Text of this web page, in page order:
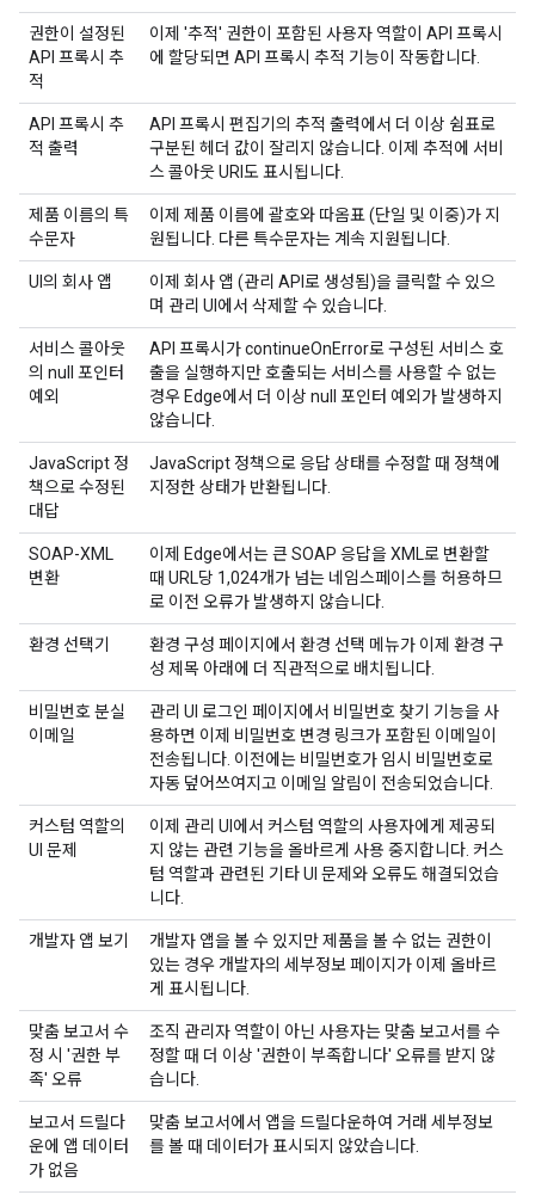
권한이 설정된
API 프록시 추
적
이제 '추적' 권한이 포함된 사용자 역할이 API 프록시
에 할당되면 API 프록시 추적 기능이 작동합니다.
API 프록시 추
적 출력
API 프록시 편집기의 추적 출력에서 더 이상 쉼표로
구분된 헤더 값이 잘리지 않습니다. 이제 추적에 서비
스 콜아웃 URI도 표시됩니다.
제품 이름의 특
수문자
이제 제품 이름에 괄호와 따옴표 (단일 및 이중)가 지
원됩니다. 다른 특수문자는 계속 지원됩니다.
UI의 회사 앱
이제 회사 앱 (관리 API로 생성됨)을 클릭할 수 있으
며 관리 UI에서 삭제할 수 있습니다.
서비스 콜아웃
의 null 포인터
예외
API 프록시가 continueOnError로 구성된 서비스 호
출을 실행하지만 호출되는 서비스를 사용할 수 없는
경우 Edge에서 더 이상 null 포인터 예외가 발생하지
않습니다.
JavaScript 정
책으로 수정된
대답
JavaScript 정책으로 응답 상태를 수정할 때 정책에
지정한 상태가 반환됩니다.
SOAP-XML
변환
이제 Edge에서는 큰 SOAP 응답을 XML로 변환할
때 URL당 1,024개가 넘는 네임스페이스를 허용하므
로 이전 오류가 발생하지 않습니다.
환경 선택기
환경 구성 페이지에서 환경 선택 메뉴가 이제 환경 구
성 제목 아래에 더 직관적으로 배치됩니다.
비밀번호 분실
이메일
관리 UI 로그인 페이지에서 비밀번호 찾기 기능을 사
용하면 이제 비밀번호 변경 링크가 포함된 이메일이
전송됩니다. 이전에는 비밀번호가 임시 비밀번호로
자동 덮어쓰여지고 이메일 알림이 전송되었습니다.
커스텀 역할의
UI 문제
이제 관리 UI에서 커스텀 역할의 사용자에게 제공되
지 않는 관련 기능을 올바르게 사용 중지합니다. 커스
텀 역할과 관련된 기타 UI 문제와 오류도 해결되었습
니다.
개발자 앱 보기
개발자 앱을 볼 수 있지만 제품을 볼 수 없는 권한이
있는 경우 개발자의 세부정보 페이지가 이제 올바르
게 표시됩니다.
맞춤 보고서 수
정 시 '권한 부
족' 오류
조직 관리자 역할이 아닌 사용자는 맞춤 보고서를 수
정할 때 더 이상 '권한이 부족합니다' 오류를 받지 않
습니다.
보고서 드릴다
운에 앱 데이터
가 없음
맞춤 보고서에서 앱을 드릴다운하여 거래 세부정보
를 볼 때 데이터가 표시되지 않았습니다.